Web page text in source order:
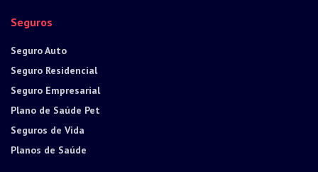
Seguros
Seguro Auto
Seguro Residencial
Seguro Empresarial
Plano de Saúde Pet
Seguros de Vida
Planos de Saúde